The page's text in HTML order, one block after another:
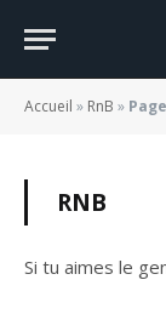
Accueil » RnB »
RNB
Si tu aimes le